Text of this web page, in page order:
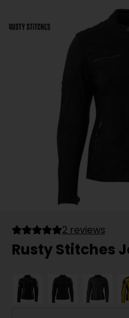
2 reviews
Rusty Stitches